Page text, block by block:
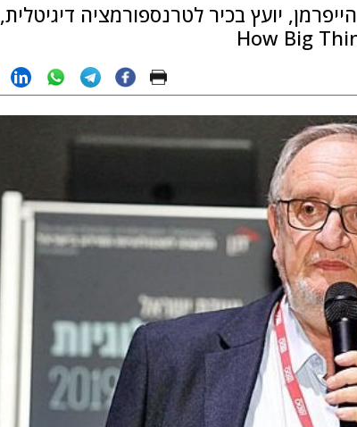
יועץ בכיר לטרנספורמציה דיגיטלית,